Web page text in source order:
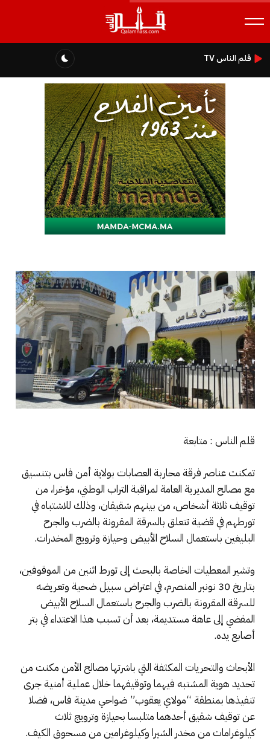
قلم الناس TV
قلم الناس : متابعة
تمكنت عناصر فرقة محاربة العصابات بولاية أمن فاس بتنسيق
مع مصالح المديرية العامة لمراقبة التراب الوطني، مؤخرا، من
توقيف ثلاثة أشخاص، من بينهم شقيقان، وذلك للاشتباه في
تورطهم في قضية تتعلق بالسرقة المقرونة بالضرب والجرح
البليغين باستعمال السلاح الأبيض وحيازة وترويج المخدرات.
وتشير المعطيات الخاصة بالبحث إلى تورط اثنين من الموقوفين،
بتاريخ 30 نونبر المنصرم، في اعتراض سبيل ضحية وتعريضه
للسرقة المقرونة بالضرب والجرح باستعمال السلاح الأبيض
المفضي إلى عاهة مستديمة، بعد أن تسبب هذا الاعتداء في بتر
أصابع يده.
الأبحاث والتحريات المكثفة التي باشرتها مصالح الأمن مكنت من
تحديد هوية المشتبه فيهما وتوقيفهما خلال عملية أمنية جرى
تنفيذها بمنطقة “مولاي يعقوب” ضواحي مدينة فاس، فضلا
عن توقيف شقيق أحدهما متلبسا بحيازة وترويج ثلاث
كيلوغرامات من مخدر الشيرا وكيلوغرامين من مسحوق الكيف.